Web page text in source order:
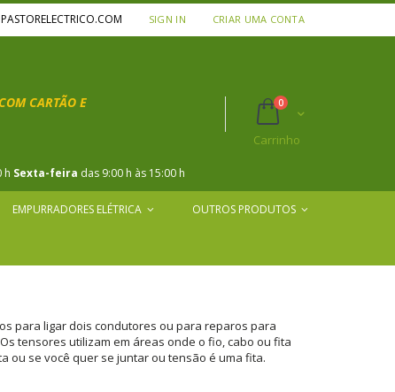
SIGN IN CRIAR UMA CONTA
Carrinho
0itens
Carrinho
CARTÃO E
h Sexta-feira das 9:00 h às 15:00 h
EMPURRADORES ELÉTRICA OUTROS PRODUTOS
para ligar dois condutores ou para reparos para
tensores utilizam em áreas onde o fio, cabo ou fita
ou se você quer se juntar ou tensão é uma fita.